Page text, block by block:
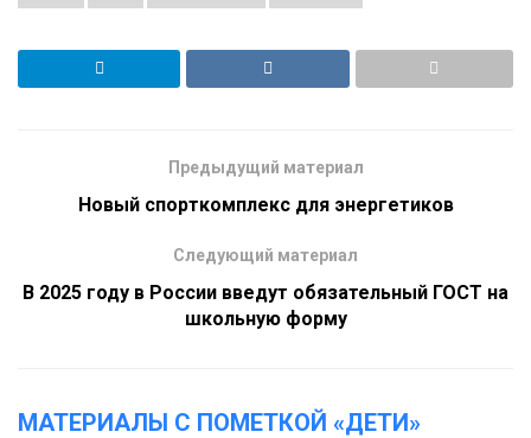
Предыдущий материал
Новый спорткомплекс для энергетиков
Следующий материал
В 2025 году в России введут обязательный ГОСТ на
школьную форму
МАТЕРИАЛЫ С ПОМЕТКОЙ «ДЕТИ»